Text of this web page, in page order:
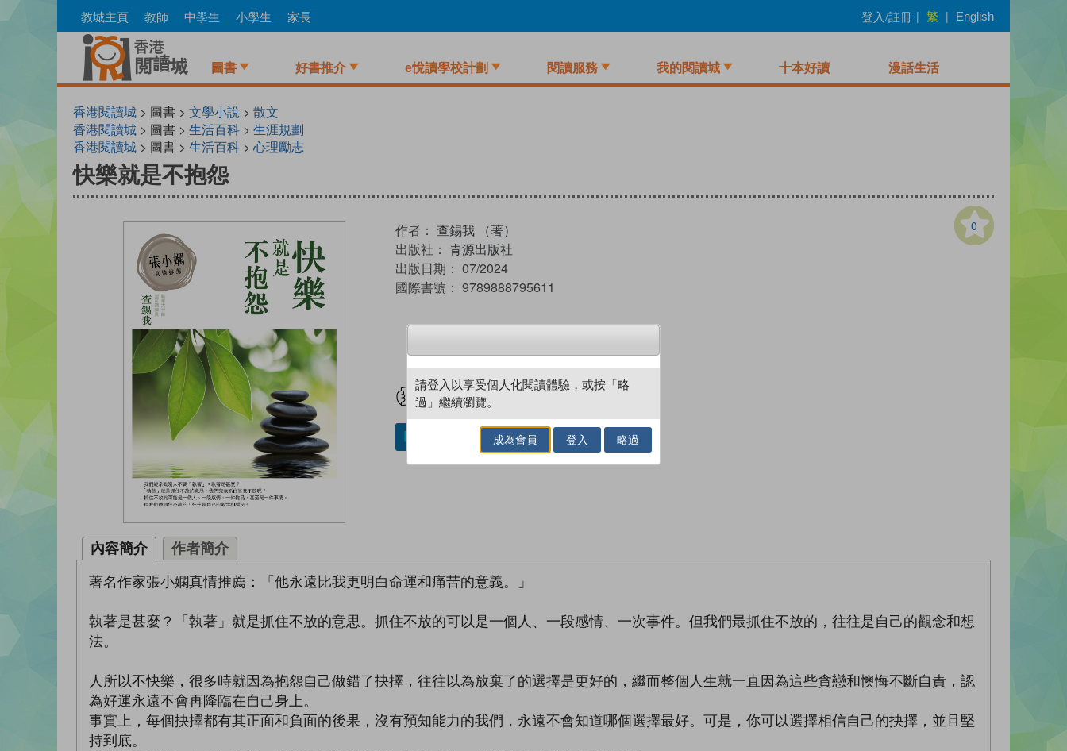
to
教城主頁 教師 中學生 小學生 家長 登入/註冊 | 繁 | English
圖書 好書推介 e悅讀學校計劃 閱讀服務 我的閱讀城 十本好讀 漫話生活
香港閱讀城 > 圖書 > 文學小說 > 散文
香港閱讀城 > 圖書 > 生活百科 > 生涯規劃
香港閱讀城 > 圖書 > 生活百科 > 心理勵志
快樂就是不抱怨
0
作者： 查錫我 （著）
出版社： 青源出版社
出版日期： 07/2024
國際書號： 9789888795611
試閲 加入閱讀紀錄
加入／閱讀電子書
內容簡介 作者簡介
著名作家張小嫻真情推薦：「他永遠比我更明白命運和痛苦的意義。」
執著是甚麼？「執著」就是抓住不放的意思。抓住不放的可以是一個人、一段感情、一次事件。但我們最抓住不放的，往往是自己的觀念和想
法。
人所以不快樂，很多時就因為抱怨自己做錯了抉擇，往往以為放棄了的選擇是更好的，繼而整個人生就一直因為這些貪戀和懊悔不斷自責，認
為好運永遠不會再降臨在自己身上。
事實上，每個抉擇都有其正面和負面的後果，沒有預知能力的我們，永遠不會知道哪個選擇最好。可是，你可以選擇相信自己的抉擇，並且堅
持到底。
請登入以享受個人化閱讀體驗，或按「略
過」繼續瀏覽。
成為會員 登入 略過